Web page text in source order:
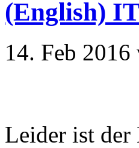
(English)
14. Feb 2016
Leider ist